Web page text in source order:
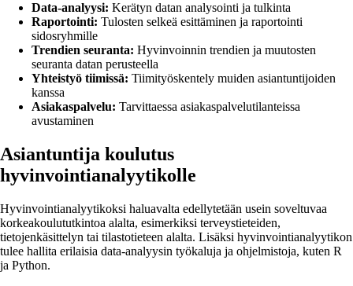
Data-analyysi: Kerätyn datan analysointi ja tulkinta
Raportointi: Tulosten selkeä esittäminen ja raportointi
sidosryhmille
Trendien seuranta: Hyvinvoinnin trendien ja muutosten
seuranta datan perusteella
Yhteistyö tiimissä: Tiimityöskentely muiden asiantuntijoiden
kanssa
Asiakaspalvelu: Tarvittaessa asiakaspalvelutilanteissa
avustaminen
Asiantuntija koulutus
hyvinvointianalyytikolle
Hyvinvointianalyytikoksi haluavalta edellytetään usein soveltuvaa
korkeakoulututkintoa alalta, esimerkiksi terveystieteiden,
tietojenkäsittelyn tai tilastotieteen alalta. Lisäksi hyvinvointianalyytikon
tulee hallita erilaisia data-analyysin työkaluja ja ohjelmistoja, kuten R
ja Python.